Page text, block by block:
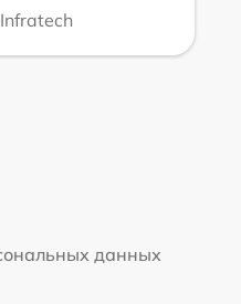
данных